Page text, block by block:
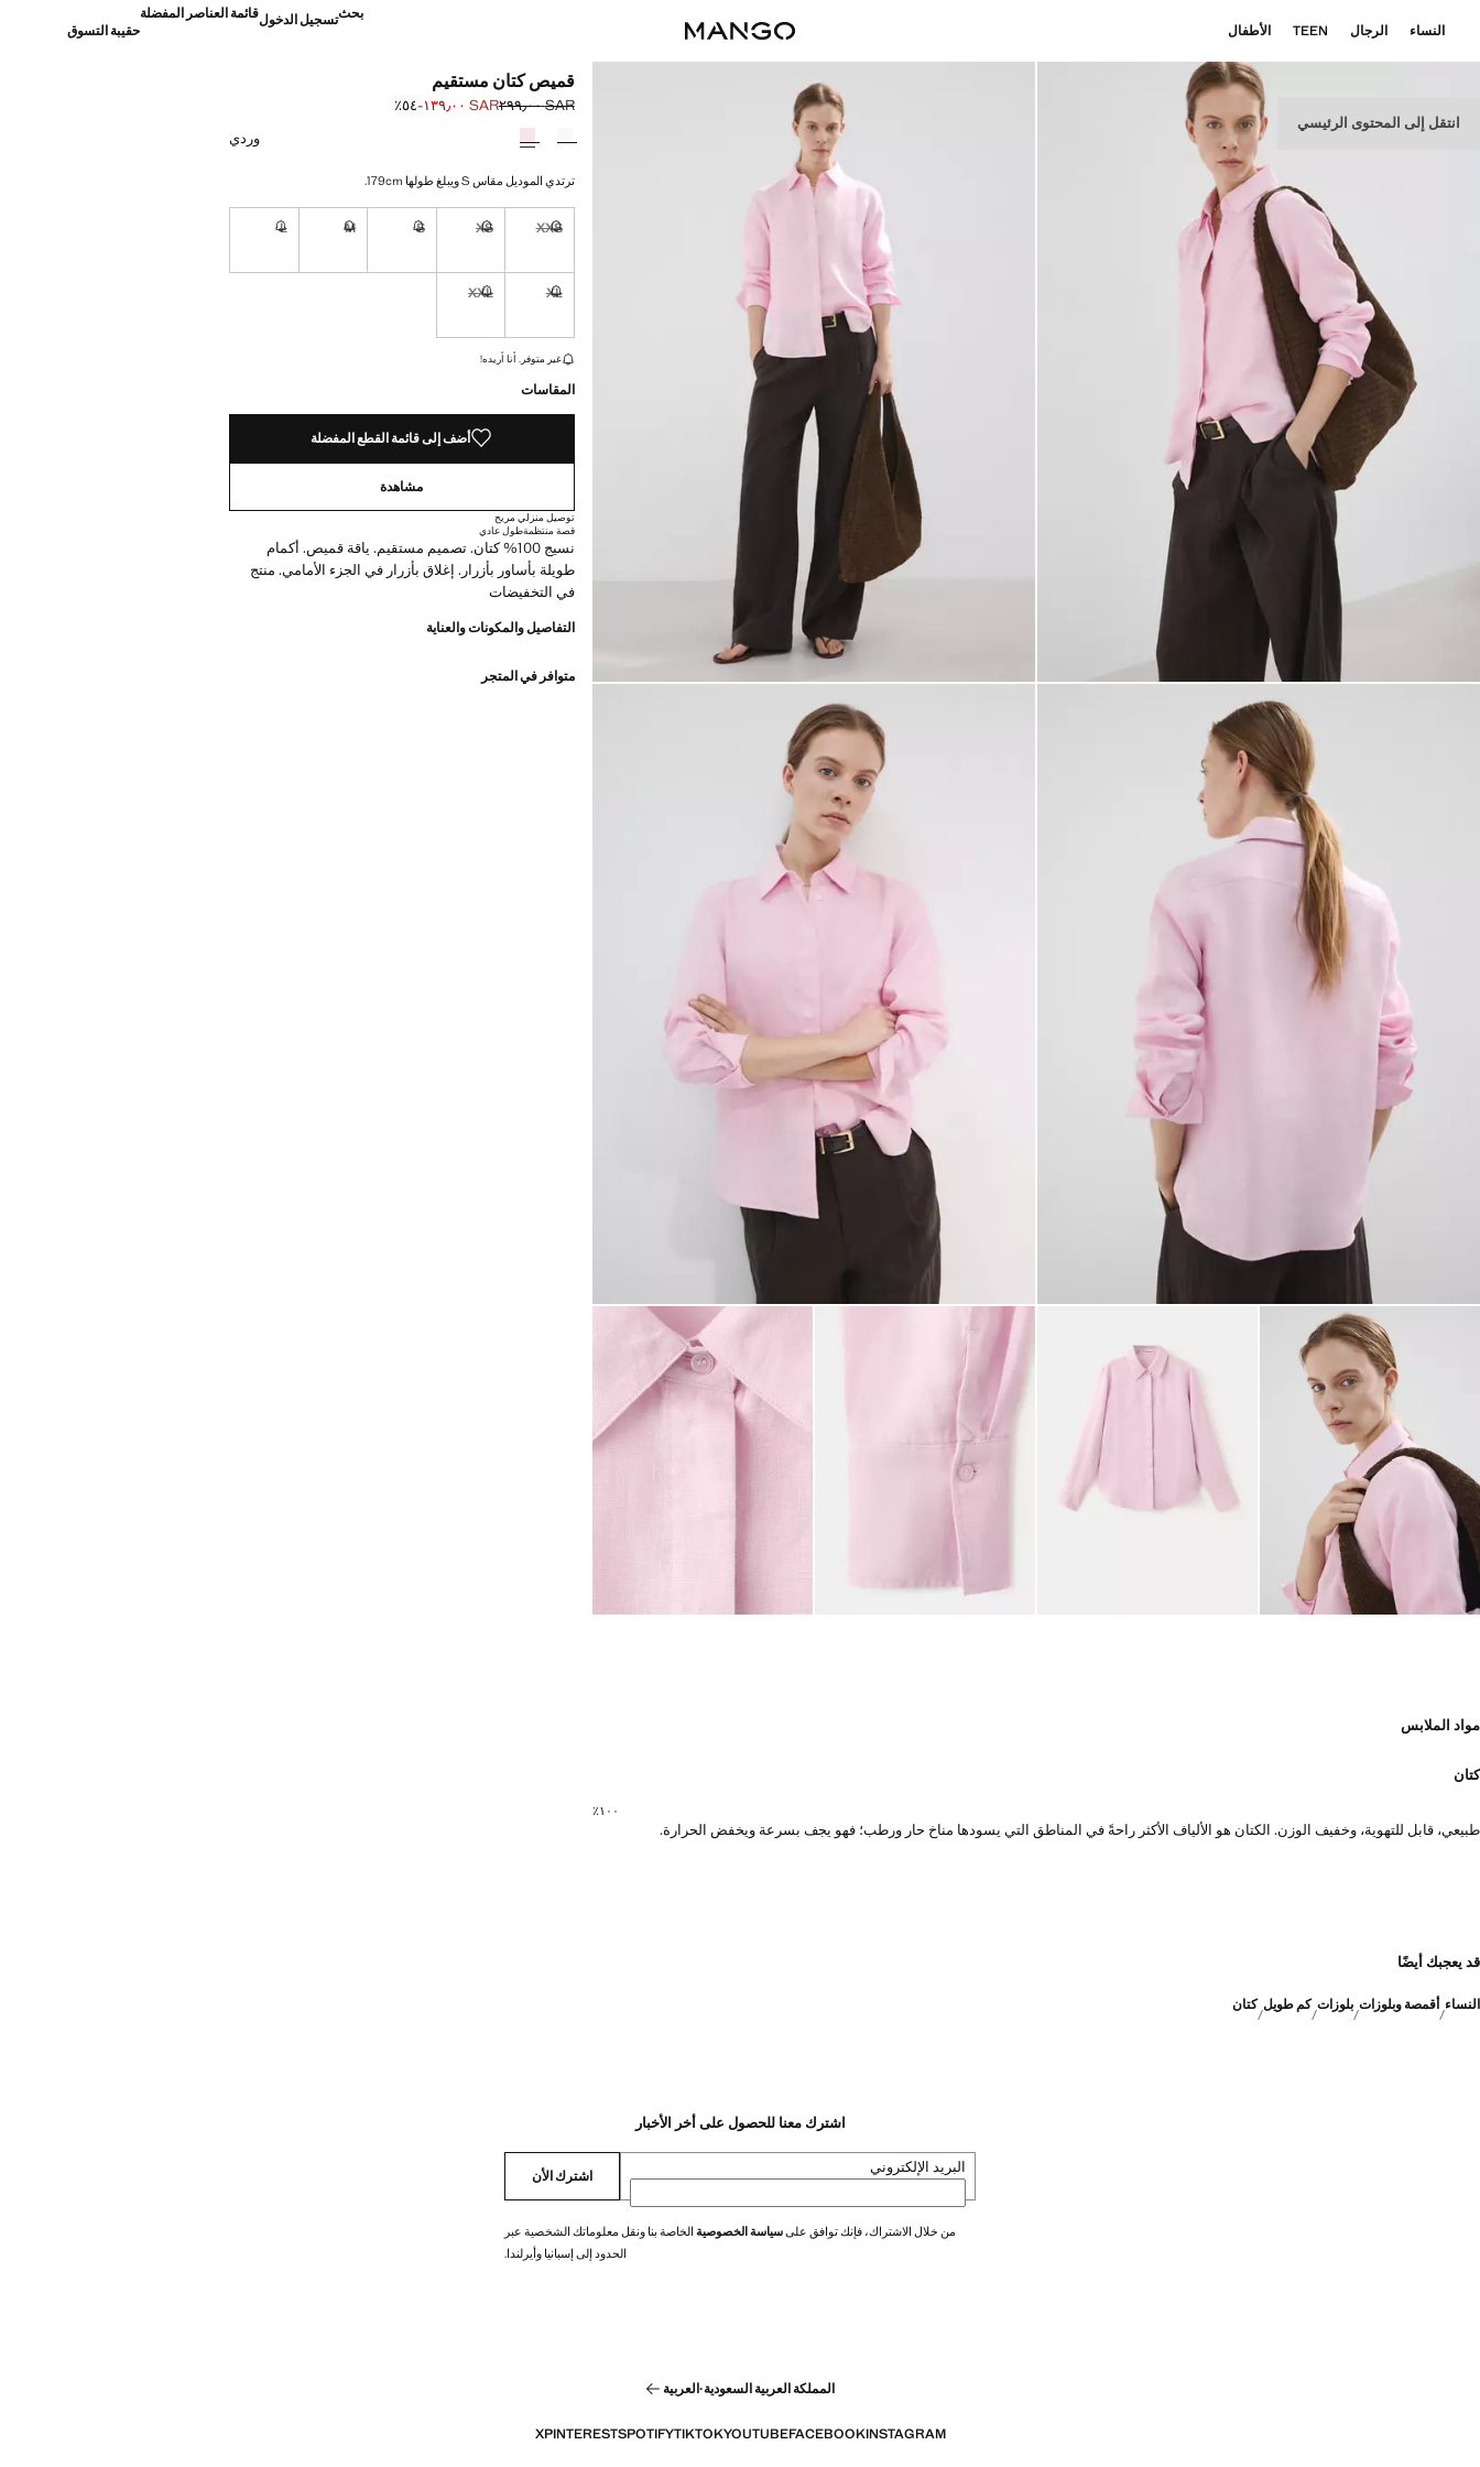
انتقل إلى المحتوى الرئيسي
النساء الرجال TEEN الأطفال
بحثتسجيل الدخولقائمة العناصر المفضلة
حقيبة التسوق
قميص كتان مستقيم
السعر الأول محذوف [SAR ٢٩٩٫٠٠ ]
SAR ٢٩٩٫٠٠
السعر الحالي [SAR ١٣٩٫٠٠ ]SAR ١٣٩٫٠٠
؜-٥٤٪؜
حدد اللون
وردي
ترتدي الموديل مقاس S ويبلغ طولها 179cm.
XXS
XS
S
M
L
XL
XXL
القطع الأخيرة!
غير متوفر. أنا أريده!
المقاسات
أضف إلى قائمة القطع المفضلة
مشاهدة
توصيل منزلي مريح
قصة منتظمةطول عادي
نسيج 100% كتان. تصميم مستقيم. ياقة قميص. أكمام
طويلة بأساور بأزرار. إغلاق بأزرار في الجزء الأمامي. منتج
في التخفيضات
التفاصيل والمكونات والعناية
متوافر في المتجر
مواد الملابس
كتان
١٠٠٪؜
طبيعي، قابل للتهوية، وخفيف الوزن. الكتان هو الألياف الأكثر راحةً في المناطق التي يسودها مناخ حار ورطب؛ فهو يجف بسرعة ويخفض الحرارة.
قد يعجبك أيضًا
النساء أقمصة وبلوزات بلوزات كم طويل كتان
اشترك معنا للحصول على أخر الأخبار
البريد الإلكتروني اشترك الأن
من خلال الاشتراك، فإنك توافق علىسياسة الخصوصية الخاصة بنا ونقل معلوماتك الشخصية عبر
الحدود إلى إسبانيا وأيرلندا.
المملكة العربية السعودية·العربية
INSTAGRAM
FACEBOOK
YOUTUBE
TIKTOK
SPOTIFY
PINTEREST
X